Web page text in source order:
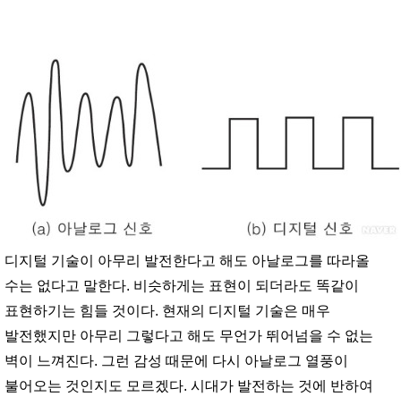
디지털 기술이 아무리 발전한다고 해도 아날로그를 따라올
수는 없다고 말한다. 비슷하게는 표현이 되더라도 똑같이
표현하기는 힘들 것이다. 현재의 디지털 기술은 매우
발전했지만 아무리 그렇다고 해도 무언가 뛰어넘을 수 없는
벽이 느껴진다. 그런 감성 때문에 다시 아날로그 열풍이
불어오는 것인지도 모르겠다. 시대가 발전하는 것에 반하여